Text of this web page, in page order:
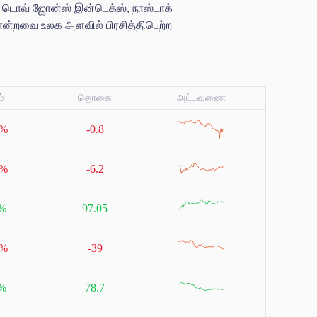
டொவ் ஜோன்ஸ் இன்டெக்ஸ், நாஸ்டாக்
உலக அளவில் பிரசித்திபெற்ற
தொகை அட்டவணை
-0.8
-6.2
97.05
-39
78.7